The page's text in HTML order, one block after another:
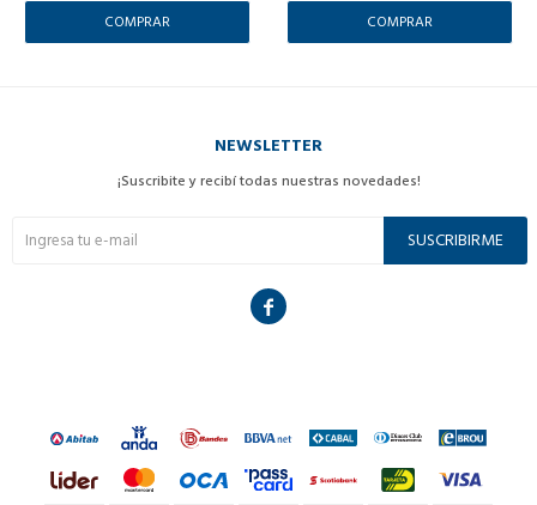
NEWSLETTER
¡Suscribite y recibí todas nuestras novedades!
SUSCRIBIRME
